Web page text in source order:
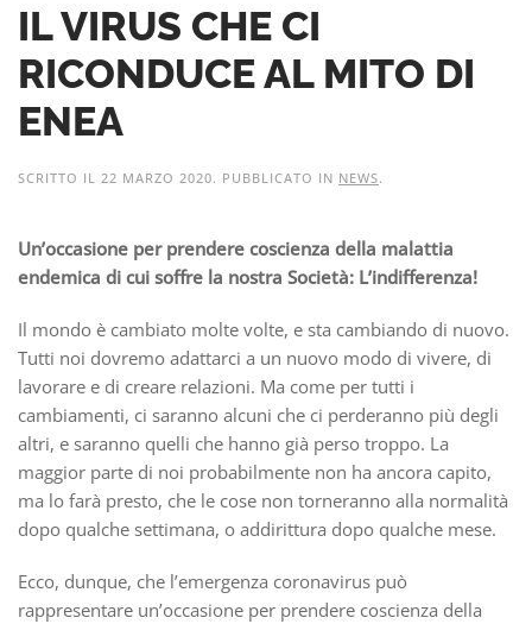
IL VIRUS CHE CI
RICONDUCE AL MITO DI
ENEA
SCRITTO IL 22 MARZO 2020. PUBBLICATO IN NEWS.
Un’occasione per prendere coscienza della malattia
endemica di cui soffre la nostra Società: L’indifferenza!
Il mondo è cambiato molte volte, e sta cambiando di nuovo.
Tutti noi dovremo adattarci a un nuovo modo di vivere, di
lavorare e di creare relazioni. Ma come per tutti i
cambiamenti, ci saranno alcuni che ci perderanno più degli
altri, e saranno quelli che hanno già perso troppo. La
maggior parte di noi probabilmente non ha ancora capito,
ma lo farà presto, che le cose non torneranno alla normalità
dopo qualche settimana, o addirittura dopo qualche mese.
Ecco, dunque, che l’emergenza coronavirus può
rappresentare un’occasione per prendere coscienza della